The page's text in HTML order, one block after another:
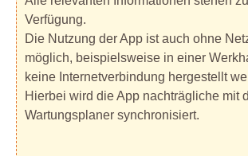
Verfügung.
Die Nutzung der App ist auch ohne
möglich, beispielsweise in einer
keine Internetverbindung hergestellt
Hierbei wird die App nachträgliche mit
Wartungsplaner synchronisiert.